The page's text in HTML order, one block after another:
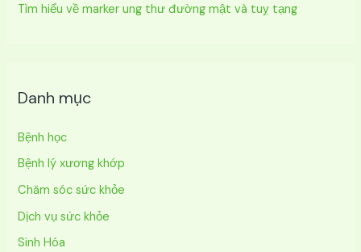
Tìm hiểu về marker ung thư đường mật và tuỵ tạng
Danh mục
Bệnh học
Bệnh lý xương khớp
Chăm sóc sức khỏe
Dịch vụ sức khỏe
Sinh Hóa